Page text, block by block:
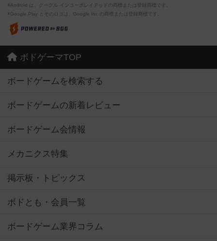
※Android は、グーグル インコーポレイテッドの商標または登録商標です。
※Google Play とそのロゴは、Google Inc.の商標または登録商標です。
ボドゲーマTOP
ボードゲームを検索する
ボードゲームの新着レビュー
ボードゲーム会情報
メカニクス特集
掲示板・トピックス
ボドとも・会員一覧
ボードゲーム業界コラム